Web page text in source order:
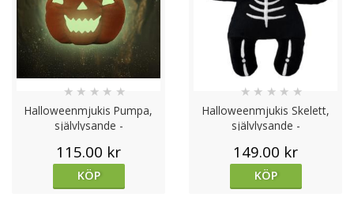
Halloweenmjukis Pumpa,
självlysande -
★ ★ ★ ★ ★
115.00 kr
KÖP
Halloweenmjukis Skelett,
självlysande -
★ ★ ★ ★ ★
149.00 kr
KÖP